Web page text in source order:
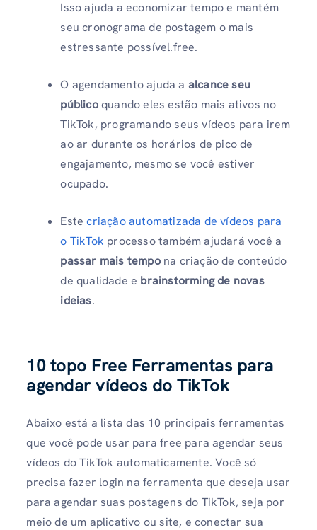
Isso ajuda a economizar tempo e mantém
seu cronograma de postagem o mais
estressante possível.free.
O agendamento ajuda a alcance seu
públicoquando eles estão mais ativos no
TikTok, programando seus vídeos para irem
ao ar durante os horários de pico de
engajamento, mesmo se você estiver
ocupado.
Estecriação automatizada de vídeos para
o TikTok processo também ajudará você a
passar mais tempona criação de conteúdo
de qualidade e brainstorming de novas
ideias.
10 topo Free Ferramentas para
agendar vídeos do TikTok
Abaixo está a lista das 10 principais ferramentas
que você pode usar para free para agendar seus
vídeos do TikTok automaticamente. Você só
precisa fazer login na ferramenta que deseja usar
para agendar suas postagens do TikTok, seja por
meio de um aplicativo ou site, e conectar sua